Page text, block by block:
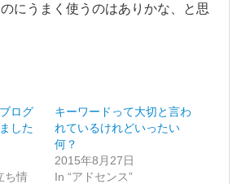
にうまく使うのはありかな、と思
ログ
した
ち情
キーワードって大切と言わ
れているけれどいったい
何？
2015年8月27日
In “アドセンス”